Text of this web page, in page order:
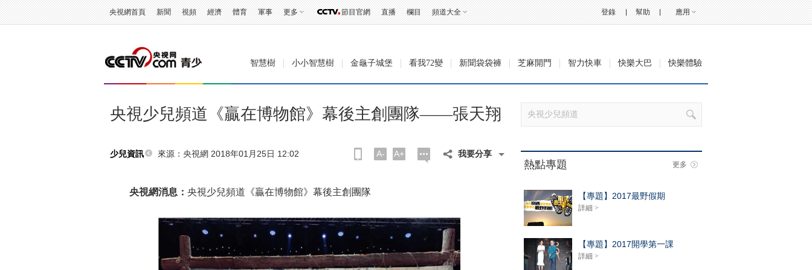
央視網首頁 新聞 視頻 經濟 體育 軍事 更多 節目官網 直播 欄目 頻道大全 幫助 應用
登錄
智慧樹 小小智慧樹 金龜子城堡 看我72變 新聞袋袋褲 芝麻開門 智力快車 快樂大巴 快樂體驗
央視少兒頻道《贏在博物館》幕後主創團隊——張天翔
少兒資訊 來源：央視網 2018年01月25日 12:02 A- A+ 我要分享
央視網消息： 央視少兒頻道《贏在博物館》幕後主創團隊
熱點專題 更多
【專題】2017最野假期
詳細 >
【專題】2017開學第一課
詳細 >